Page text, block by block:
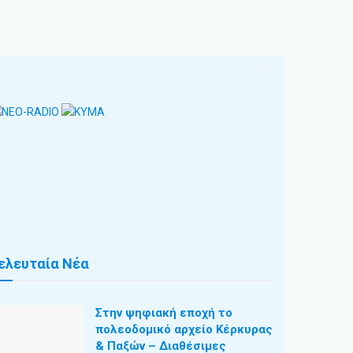
Νέα
Στην ψηφιακή εποχή το
πολεοδομικό αρχείο Κέρκυρας
& Παξών – Διαθέσιμες